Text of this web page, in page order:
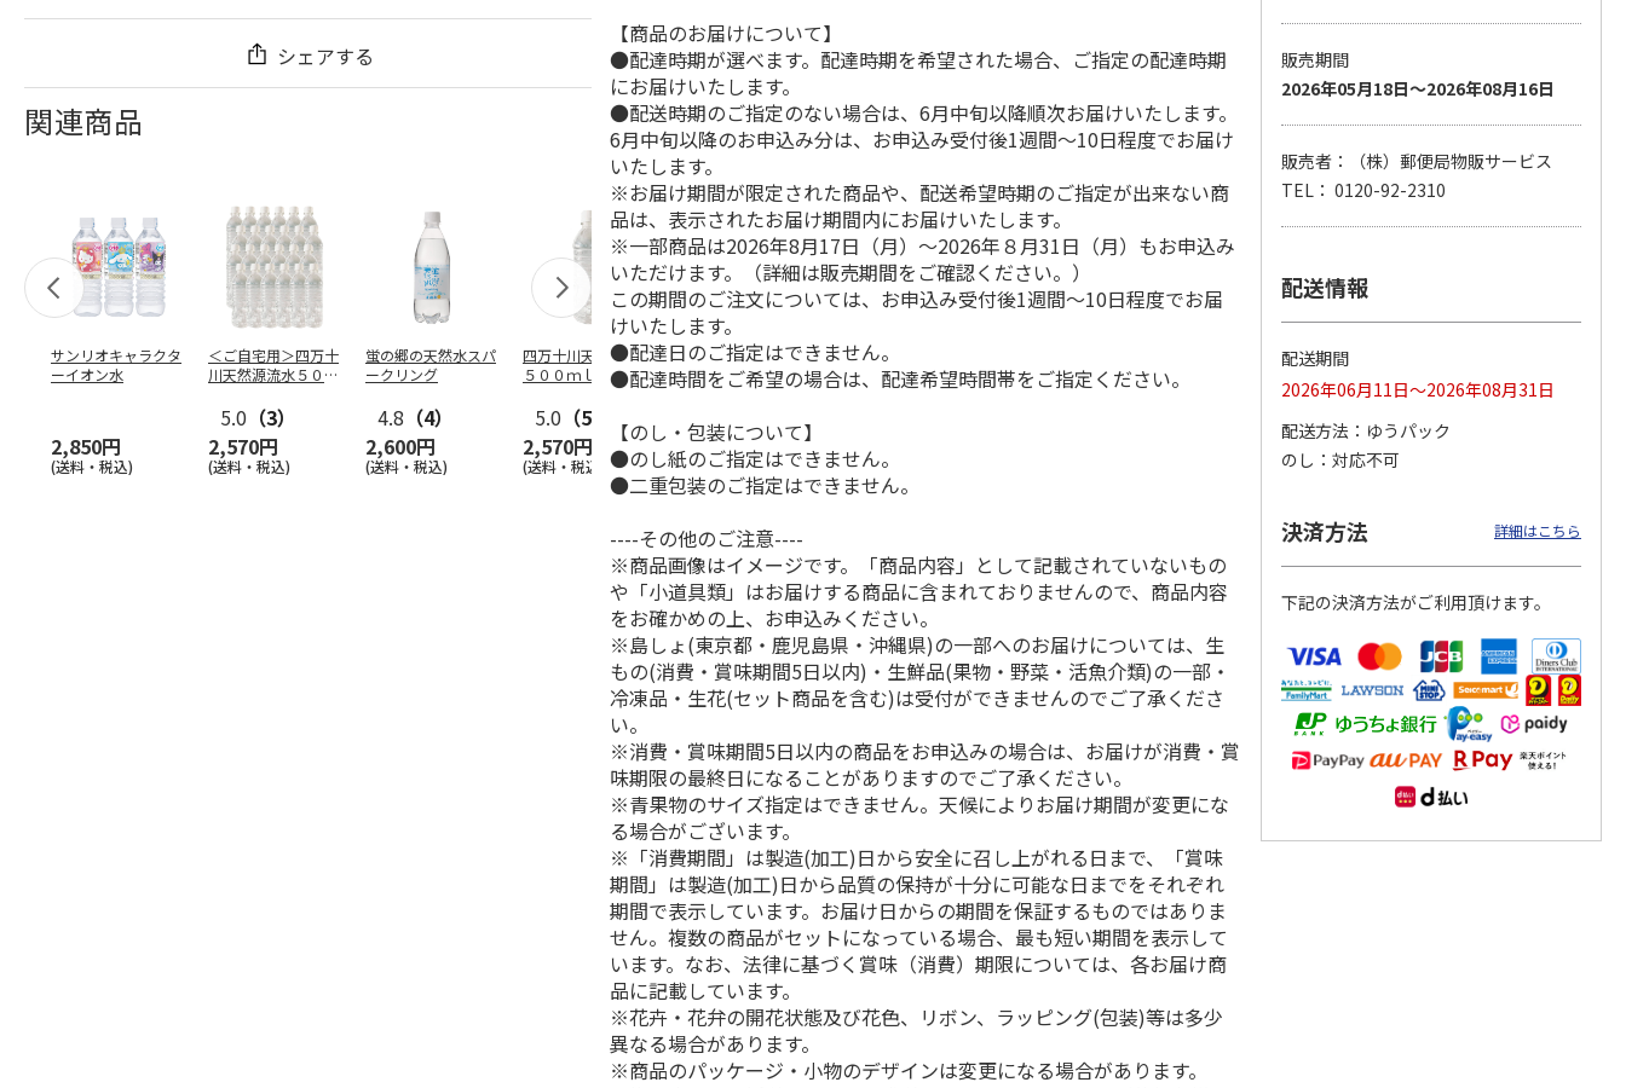
シェアする
関連商品
サンリオキャラクタ
ーイオン水
2,850円
(送料・税込)
＜ご自宅用＞四万十
川天然源流水５００
レス…
5.0 （3）
2,570円
(送料・税込)
蛍の郷の天然水スパ
ークリング
4.8 （4）
2,600円
(送料・税込)
四万十川天然源流水
５００ｍｌ×２４
5.0 （5）
2,570円
(送料・税込)
カボス強炭酸水
3,200円
(送料・税込)
ＬＩＦＥ ＣＡＰＳ
ＵＬＥ ７ナチュラ
ルミネラルウォータ
4,700円
(送料・税込)
ＵＬＥ ７ナチュラ
ルミネラルウォータ
四万十川天然源流水
２Ｌ×６
〈伊藤園〉ミネラル
5.0
（1）
3,550円
(送料・税込)
【商品のお届けについて】
●配達時期が選べます。配達時期を希望された場合、ご指定の配達時期
にお届けいたします。
●配送時期のご指定のない場合は、6月中旬以降順次お届けいたします。
6月中旬以降のお申込み分は、お申込み受付後1週間～10日程度でお届け
いたします。
※お届け期間が限定された商品や、配送希望時期のご指定が出来ない商
品は、表示されたお届け期間内にお届けいたします。
※一部商品は2026年8月17日（月）～2026年８月31日（月）もお申込み
いただけます。（詳細は販売期間をご確認ください。）
この期間のご注文については、お申込み受付後1週間～10日程度でお届
けいたします。
●配達日のご指定はできません。
●配達時間をご希望の場合は、配達希望時間帯をご指定ください。
【のし・包装について】
●のし紙のご指定はできません。
●二重包装のご指定はできません。
----その他のご注意----
※商品画像はイメージです。「商品内容」として記載されていないもの
や「小道具類」はお届けする商品に含まれておりませんので、商品内容
をお確かめの上、お申込みください。
※島しょ(東京都・鹿児島県・沖縄県)の一部へのお届けについては、生
もの(消費・賞味期間5日以内)・生鮮品(果物・野菜・活魚介類)の一部・
冷凍品・生花(セット商品を含む)は受付ができませんのでご了承くださ
い。
※消費・賞味期間5日以内の商品をお申込みの場合は、お届けが消費・賞
味期限の最終日になることがありますのでご了承ください。
※青果物のサイズ指定はできません。天候によりお届け期間が変更にな
る場合がございます。
※「消費期間」は製造(加工)日から安全に召し上がれる日まで、「賞味
期間」は製造(加工)日から品質の保持が十分に可能な日までをそれぞれ
期間で表示しています。お届け日からの期間を保証するものではありま
せん。複数の商品がセットになっている場合、最も短い期間を表示して
います。なお、法律に基づく賞味（消費）期限については、各お届け商
品に記載しています。
※花卉・花弁の開花状態及び花色、リボン、ラッピング(包装)等は多少
異なる場合があります。
※商品のパッケージ・小物のデザインは変更になる場合があります。
販売期間
2026年05月18日～2026年08月16日
販売者：（株）郵便局物販サービス
TEL： 0120-92-2310
配送情報
配送期間
2026年06月11日～2026年08月31日
配送方法
ゆうパック
のし
対応不可
決済方法 詳細はこちら
下記の決済方法がご利用頂けます。